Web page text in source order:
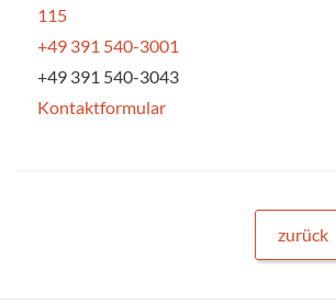
115
+49 391 540-3001
+49 391 540-3043
Kontaktformular
zurück